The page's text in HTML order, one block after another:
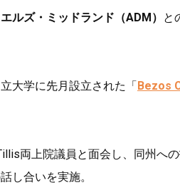
ルズ・ミッドランド（ADM） と
大学に先月設立された「 Bezos
両上院議員と面会し、同州へ
し合いを実施。